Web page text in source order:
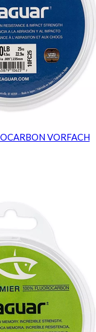
VORFACH